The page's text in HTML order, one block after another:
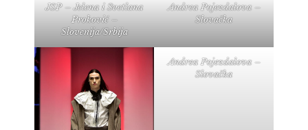
JSP – Jelena i Svetlana
Proković –
Slovenija/Srbija
Andrea Pojezdalova –
Slovačka
Andrea Pojezdalova –
Slovačka